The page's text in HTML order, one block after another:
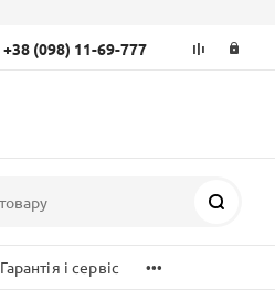
+38 (098) 11-69-777
Гарантія і сервіс ...